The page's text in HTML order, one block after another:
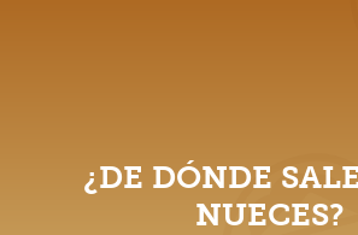
¿DE DÓNDE
NUECES?